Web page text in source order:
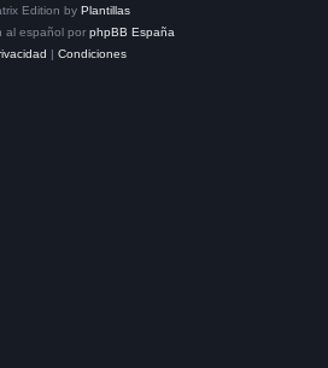
Edition by Plantillas
al español por phpBB España
| Condiciones